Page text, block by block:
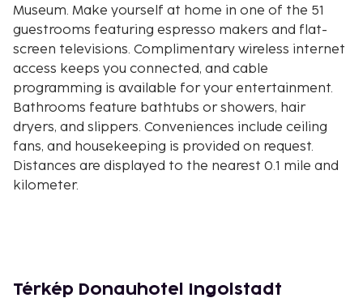
Museum. Make yourself at home in one of the 51
guestrooms featuring espresso makers and flat-
screen televisions. Complimentary wireless internet
access keeps you connected, and cable
programming is available for your entertainment.
Bathrooms feature bathtubs or showers, hair
dryers, and slippers. Conveniences include ceiling
fans, and housekeeping is provided on request.
Distances are displayed to the nearest 0.1 mile and
kilometer.
Neues Schloss - 1.5 km / 0.9 mi
Térkép Donauhotel Ingolstadt